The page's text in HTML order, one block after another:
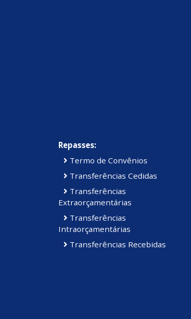
Repasses:
Termo de Convênios
Transferências Cedidas
Transferências
Extraorçamentárias
Transferências
Intraorçamentárias
Transferências Recebidas